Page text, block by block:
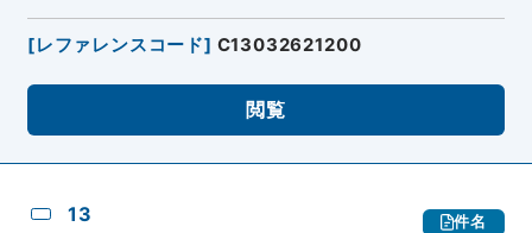
[レファレンスコード] C13032621200
閲覧
13 件名